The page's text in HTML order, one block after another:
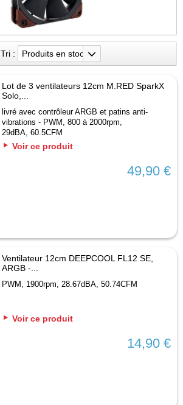
Tri : Produits en stock
Lot de 3 ventilateurs 12cm M.RED SparkX
Solo,...
livré avec contrôleur ARGB et patins anti-
vibrations - PWM, 800 à 2000rpm,
29dBA, 60.5CFM
Voir ce produit
49,90 €
Ventilateur 12cm DEEPCOOL FL12 SE,
ARGB -...
PWM, 1900rpm, 28.67dBA, 50.74CFM
Voir ce produit
14,90 €